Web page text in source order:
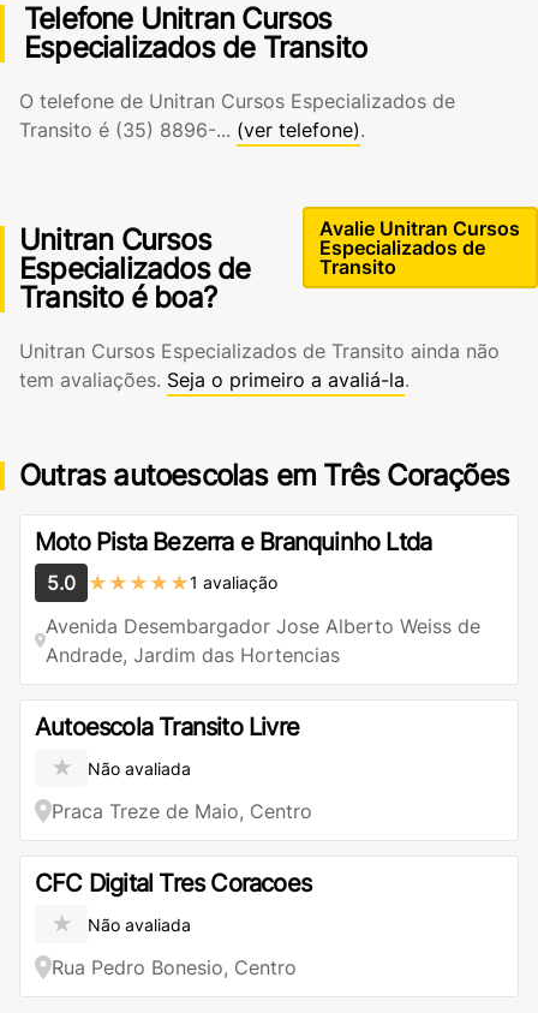
Telefone Unitran Cursos
Especializados de Transito
O telefone de Unitran Cursos Especializados de
Transito é (35) 8896-... (ver telefone).
Unitran Cursos
Especializados de
Transito é boa?
Avalie Unitran Cursos
Especializados de
Transito
Unitran Cursos Especializados de Transito ainda não
tem avaliações. Seja o primeiro a avaliá-la.
Outras autoescolas em Três Corações
Moto Pista Bezerra e Branquinho Ltda
5.0 ★★★★★1 avaliação
Avenida Desembargador Jose Alberto Weiss de
Andrade, Jardim das Hortencias
Autoescola Transito Livre
★ Não avaliada
Praca Treze de Maio, Centro
CFC Digital Tres Coracoes
★ Não avaliada
Rua Pedro Bonesio, Centro